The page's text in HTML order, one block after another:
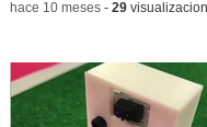
-hace 10 meses- 29